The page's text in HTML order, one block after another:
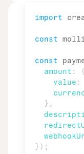
import
const
const
amount :
{
value :
} ,
} ) ;